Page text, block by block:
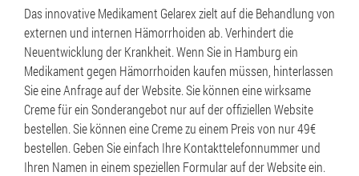
Das innovative Medikament Gelarex zielt auf die Behandlung von
externen und internen Hämorrhoiden ab. Verhindert die
Neuentwicklung der Krankheit. Wenn Sie in Hamburg ein
Medikament gegen Hämorrhoiden kaufen müssen, hinterlassen
Sie eine Anfrage auf der Website. Sie können eine wirksame
Creme für ein Sonderangebot nur auf der offiziellen Website
bestellen. Sie können eine Creme zu einem Preis von nur 49€
bestellen. Geben Sie einfach Ihre Kontakttelefonnummer und
Ihren Namen in einem speziellen Formular auf der Website ein.